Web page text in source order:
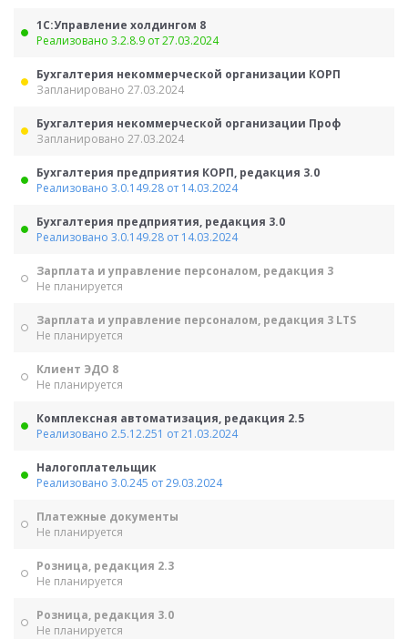
1С:Управление холдингом 8
Реализовано 3.2.8.9 от 27.03.2024
Бухгалтерия некоммерческой организации КОРП
Запланировано 27.03.2024
Бухгалтерия некоммерческой организации Проф
Запланировано 27.03.2024
Бухгалтерия предприятия КОРП, редакция 3.0
Реализовано 3.0.149.28 от 14.03.2024
Бухгалтерия предприятия, редакция 3.0
Реализовано 3.0.149.28 от 14.03.2024
Зарплата и управление персоналом, редакция 3
Не планируется
Зарплата и управление персоналом, редакция 3 LTS
Не планируется
Клиент ЭДО 8
Не планируется
Комплексная автоматизация, редакция 2.5
Реализовано 2.5.12.251 от 21.03.2024
Налогоплательщик
Реализовано 3.0.245 от 29.03.2024
Платежные документы
Не планируется
Розница, редакция 2.3
Не планируется
Розница, редакция 3.0
Не планируется